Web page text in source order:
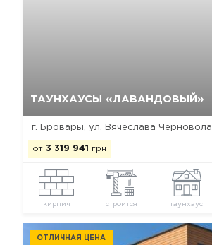
ТАУНХАУСЫ «ЛАВАНДОВЫЙ»
г. Бровары, ул. Вячеслава Черновола
от 3 319 941 грн
кирпич строится таунхаус
ОТЛИЧНАЯ ЦЕНА